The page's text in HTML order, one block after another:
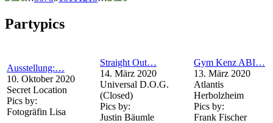
Partypics
Ausstellung:…
10. Oktober 2020
Secret Location
Pics by:
Fotogräfin Lisa
Straight Out…
14. März 2020
Universal D.O.G.
(Closed)
Pics by:
Justin Bäumle
Gym Kenz ABI…
13. März 2020
Atlantis
Herbolzheim
Pics by:
Frank Fischer